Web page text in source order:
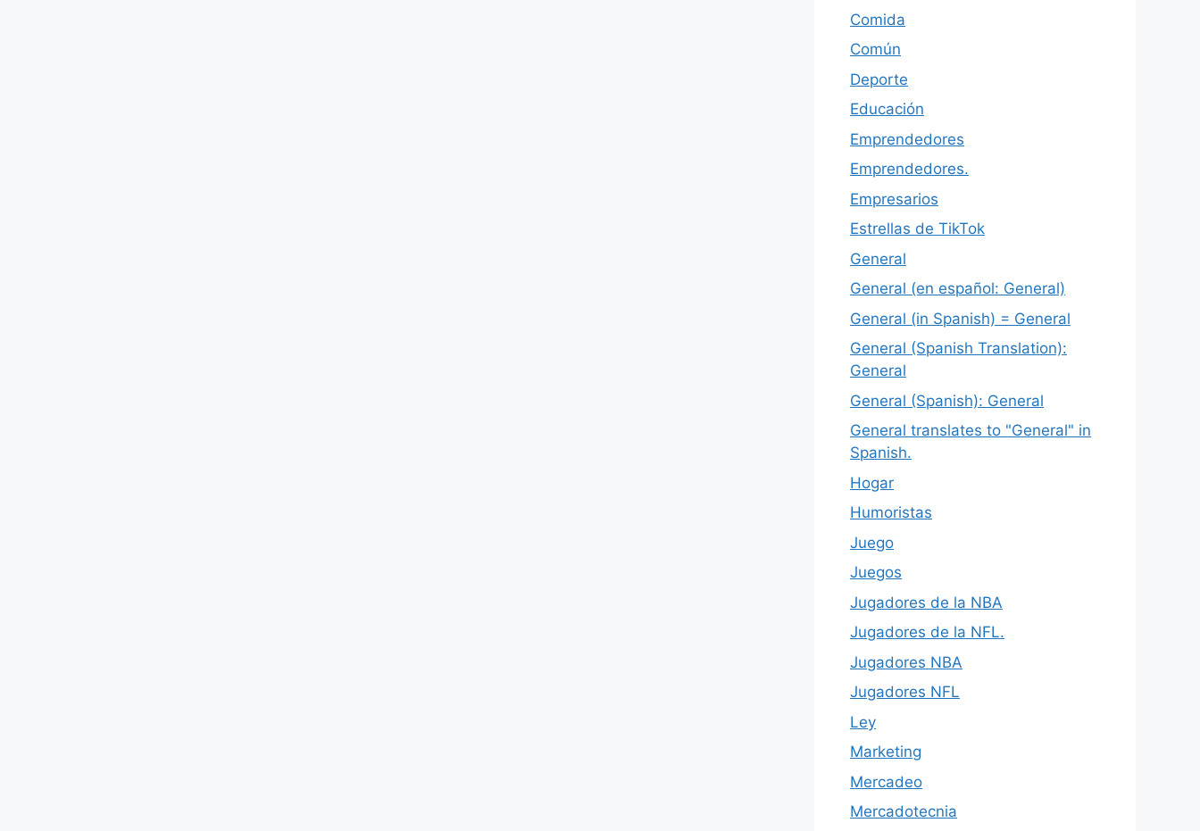
Comida
Común
Deporte
Educación
Emprendedores
Emprendedores.
Empresarios
Estrellas de TikTok
General
General (en español: General)
General (in Spanish) = General
General (Spanish Translation):
General
General (Spanish): General
General translates to "General" in
Spanish.
Hogar
Humoristas
Juego
Juegos
Jugadores de la NBA
Jugadores de la NFL.
Jugadores NBA
Jugadores NFL
Ley
Marketing
Mercadeo
Mercadotecnia